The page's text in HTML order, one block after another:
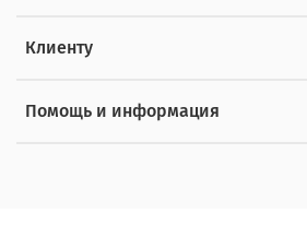
Клиенту
Помощь и информация